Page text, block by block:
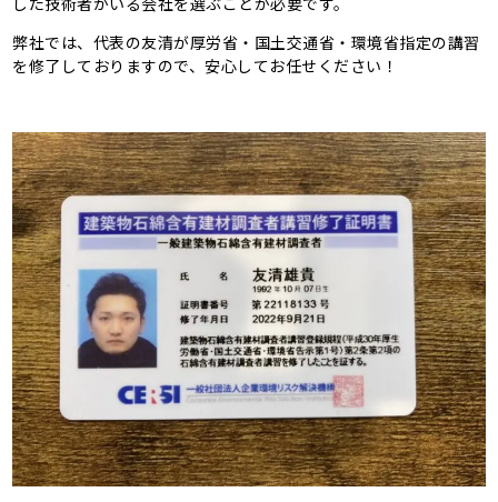
弊社では、代表の友清が厚労省・国土交通省・環境省指定の講習
を修了しておりますので、安心してお任せください！